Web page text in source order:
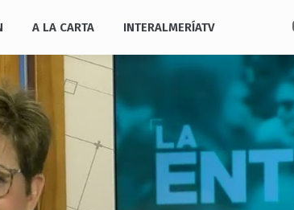
A LA CARTA INTERALMERÍATV